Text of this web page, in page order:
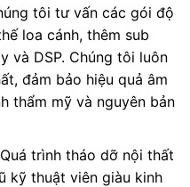
tôi tư vấn các gói độ
loa cánh, thêm sub
và DSP. Chúng tôi luôn
đảm bảo hiệu quả âm
thẩm mỹ và nguyên bản
Quá trình tháo dỡ nội thất
kỹ thuật viên giàu kinh